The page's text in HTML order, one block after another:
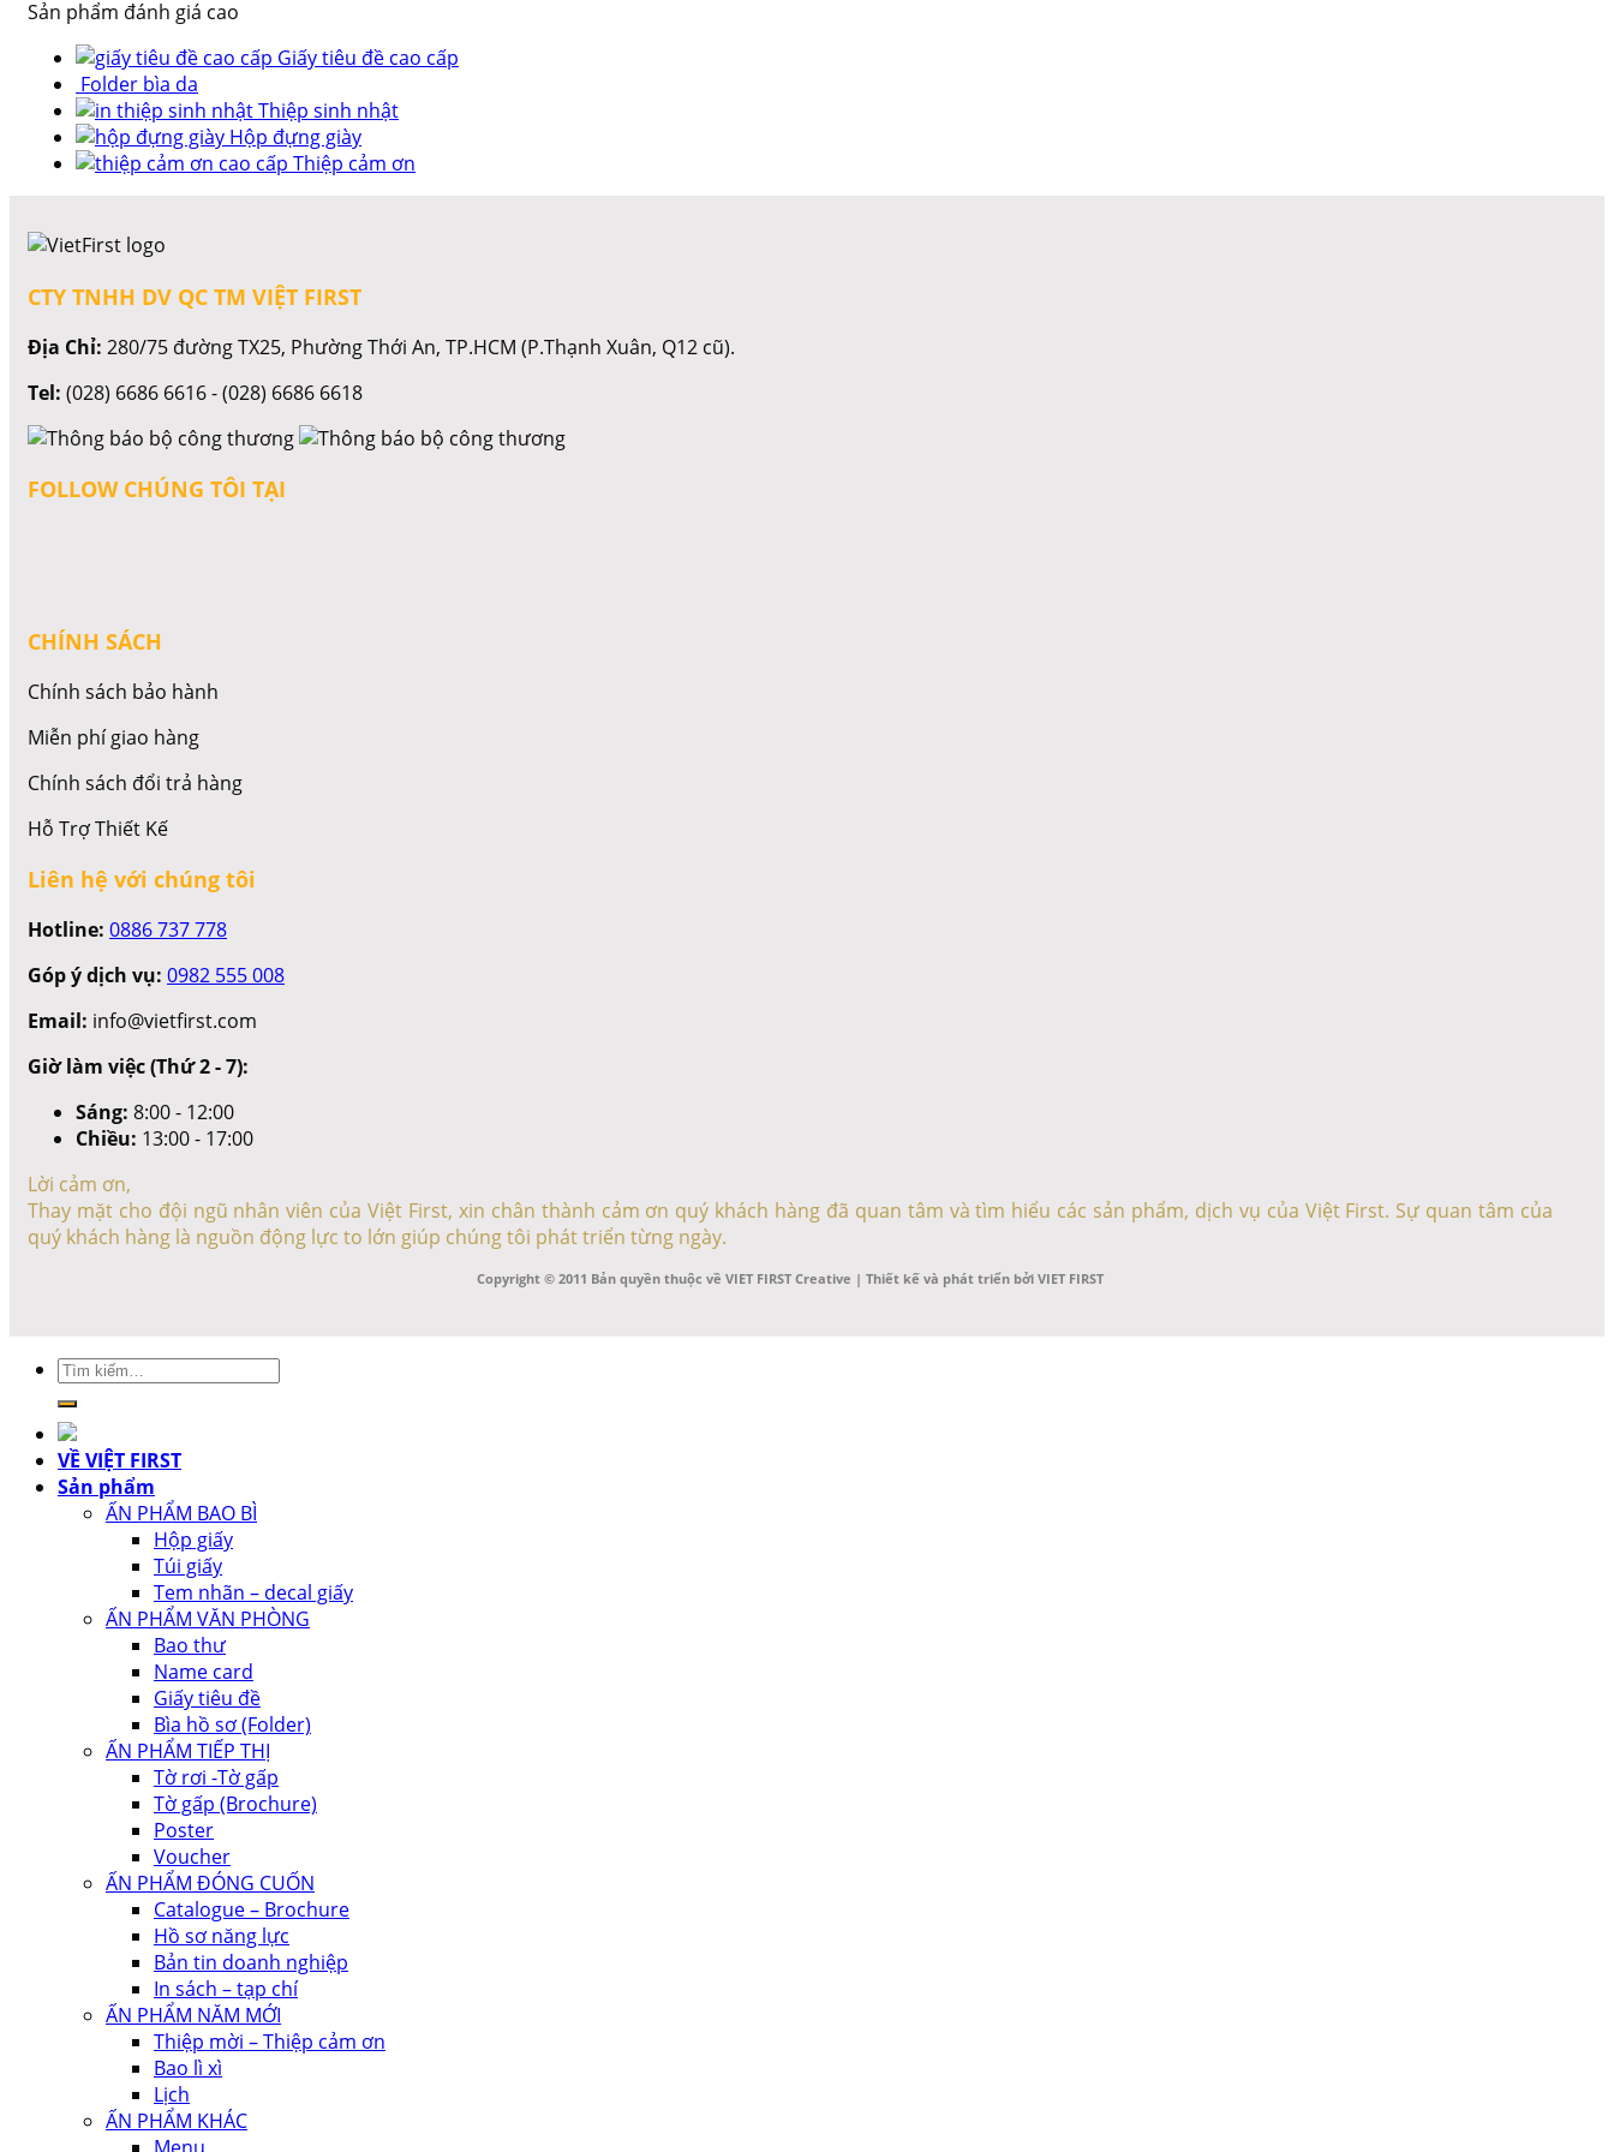
Sản phẩm đánh giá cao
Giấy tiêu đề cao cấp
Folder bìa da
Thiệp sinh nhật
Hộp đựng giày
Thiệp cảm ơn
CTY TNHH DV QC TM VIỆT FIRST
Địa Chỉ: 280/75 đường TX25, Phường Thới An, TP.HCM (P.Thạnh Xuân, Q12 cũ).
Tel: (028) 6686 6616 - (028) 6686 6618
FOLLOW CHÚNG TÔI TẠI
CHÍNH SÁCH
Chính sách bảo hành
Miễn phí giao hàng
Chính sách đổi trả hàng
Hỗ Trợ Thiết Kế
Liên hệ với chúng tôi
Hotline: 0886 737 778
Góp ý dịch vụ: 0982 555 008
Email: info@vietfirst.com
Giờ làm việc (Thứ 2 - 7):
Sáng: 8:00 - 12:00
Chiều: 13:00 - 17:00
Lời cảm ơn,
Thay mặt cho đội ngũ nhân viên của Việt First, xin chân thành cảm ơn quý khách hàng đã quan tâm và tìm hiểu các sản phẩm, dịch vụ của Việt First. Sự quan tâm của
quý khách hàng là nguồn động lực to lớn giúp chúng tôi phát triển từng ngày.
Copyright © 2011 Bản quyền thuộc về VIET FIRST Creative | Thiết kế và phát triển bởi VIET FIRST
Tìm
kiếm:
VỀ VIỆT FIRST
Sản phẩm
ẤN PHẨM BAO BÌ
Hộp giấy
Túi giấy
Tem nhãn – decal giấy
ẤN PHẨM VĂN PHÒNG
Bao thư
Name card
Giấy tiêu đề
Bìa hồ sơ (Folder)
ẤN PHẨM TIẾP THỊ
Tờ rơi -Tờ gấp
Tờ gấp (Brochure)
Poster
Voucher
ẤN PHẨM ĐÓNG CUỐN
Catalogue – Brochure
Hồ sơ năng lực
Bản tin doanh nghiệp
In sách – tạp chí
ẤN PHẨM NĂM MỚI
Thiệp mời – Thiệp cảm ơn
Bao lì xì
Lịch
ẤN PHẨM KHÁC